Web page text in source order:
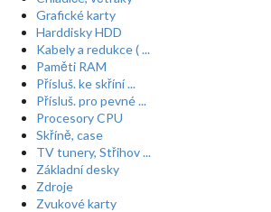
Grafické karty
Harddisky HDD
Kabely a redukce ( ...
Paměti RAM
Přísluš. ke skříní ...
Přísluš. pro pevné ...
Procesory CPU
Skříně, case
TV tunery, Střihov ...
Základní desky
Zdroje
Zvukové karty